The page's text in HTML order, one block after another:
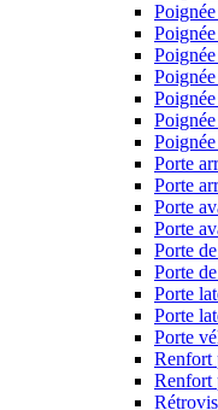
Porte
Porte
Porte
Porte
Porte
Porte
Porte
Porte
Porte
Renfort
Renfort